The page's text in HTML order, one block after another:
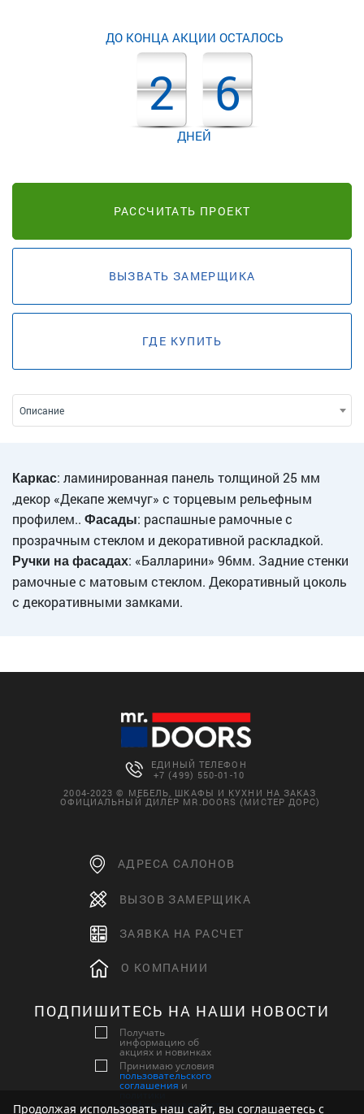
ДО КОНЦА АКЦИИ ОСТАЛОСЬ
2 6
ДНЕЙ
РАССЧИТАТЬ ПРОЕКТ
ВЫЗВАТЬ ЗАМЕРЩИКА
ГДЕ КУПИТЬ
Описание
Каркас: ламинированная панель толщиной 25 мм
,декор «Декапе жемчуг» с торцевым рельефным
профилем.. Фасады: распашные рамочные с
прозрачным стеклом и декоративной раскладкой.
Ручки на фасадах: «Балларини» 96мм. Задние стенки
рамочные с матовым стеклом. Декоративный цоколь
с декоративными замками.
ЕДИНЫЙ ТЕЛЕФОН
+7 (499) 550-01-10
2004-2023 © МЕБЕЛЬ, ШКАФЫ И КУХНИ НА ЗАКАЗ
ОФИЦИАЛЬНЫЙ ДИЛЕР MR.DOORS (МИСТЕР ДОРС)
АДРЕСА САЛОНОВ
ВЫЗОВ ЗАМЕРЩИКА
ЗАЯВКА НА РАСЧЕТ
О КОМПАНИИ
ПОДПИШИТЕСЬ НА НАШИ НОВОСТИ
Получать
информацию об
акциях и новинках
Принимаю условия
пользовательского
соглашения и
конфиденциальности
Продолжая использовать наш сайт, вы соглашаетесь с